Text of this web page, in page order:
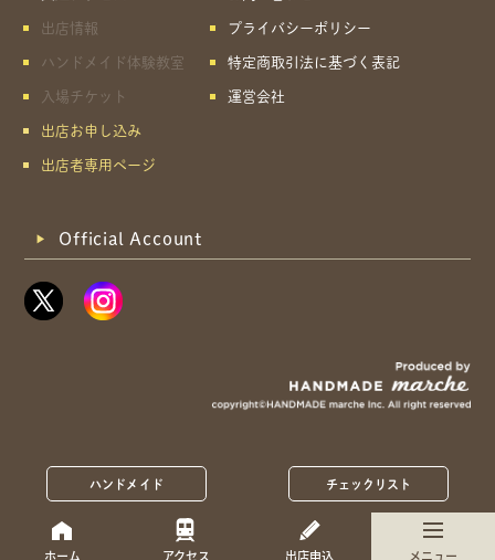
ハンドメイド チェックリスト
ホーム アクセス 出店申込 メニュー
出店情報
ハンドメイド体験教室
入場チケット
出店お申し込み
出店者専用ページ
プライバシーポリシー
特定商取引法に基づく表記
運営会社
Official Account